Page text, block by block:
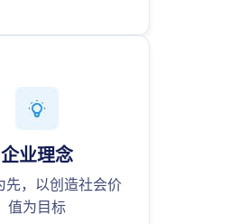
企业理念
先，以创造社会价
值为目标